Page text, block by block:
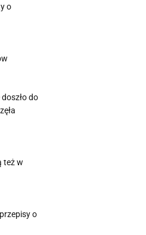
o
do
też w
o